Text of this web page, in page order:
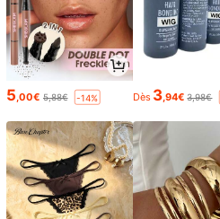
5 ,00€ 5,88€ -14% Dès 3 ,94€ 3,98€